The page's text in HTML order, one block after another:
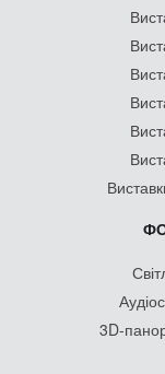
3D-